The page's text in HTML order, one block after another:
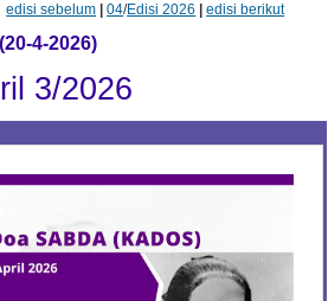
edisi sebelum |04/Edisi 2026 |edisi berikut
4-2026)
3/2026